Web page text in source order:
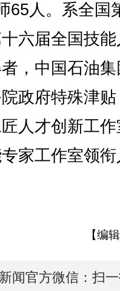
65人。系全国
六届全国技
，中国石油
政府特殊津
人才创新工
家工作室领
【编
闻官方微信：扫